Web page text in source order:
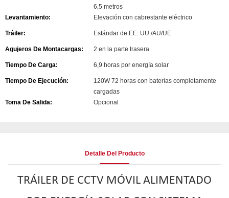
6,5 metros
Levantamiento:
Elevación con cabrestante eléctrico
Tráiler: Estándar de EE. UU./AU/UE
Agujeros De Montacargas: 2 en la parte trasera
Tiempo De Carga: 6,9 horas por energía solar
Tiempo De Ejecución:
120W 72 horas con baterías completamente
cargadas
Toma De Salida:
Opcional
Detalle Del Producto
TRÁILER DE CCTV MÓVIL ALIMENTADO